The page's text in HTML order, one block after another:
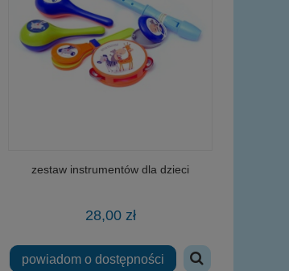
zestaw instrumentów dla dzieci
28,00 zł
powiadom o dostępności